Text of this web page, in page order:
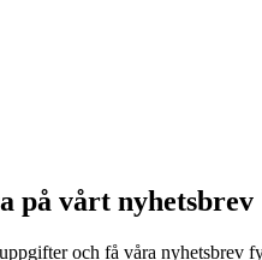
på vårt nyhetsbrev
och få våra nyhetsbrev